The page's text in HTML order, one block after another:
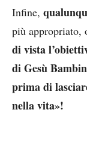
Infine,
più appropriato,
di vista
di Gesù
prima di
nella vita»!